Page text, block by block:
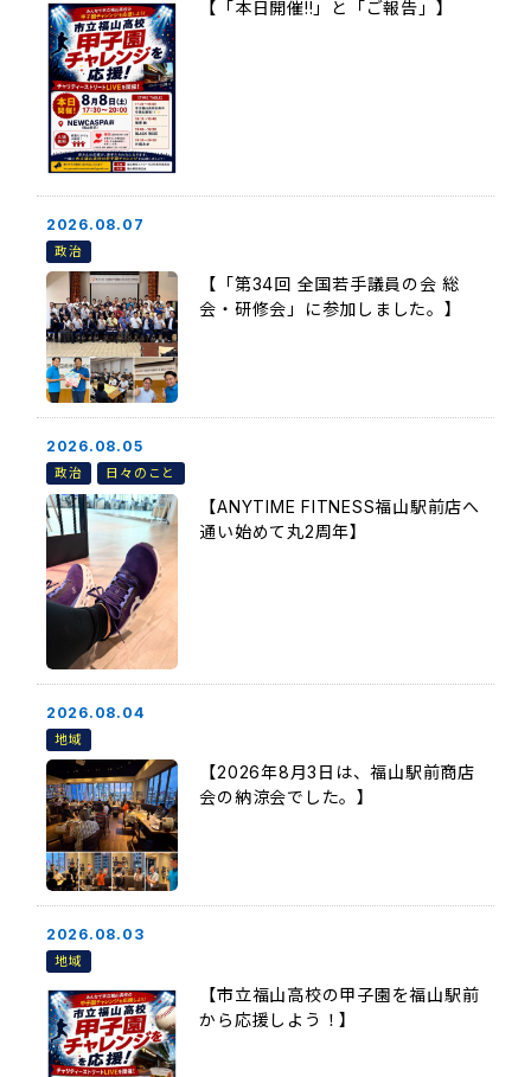
【「本日開催!!」と「ご報告」】
2026.08.07
政治
【「第34回 全国若手議員の会 総
会・研修会」に参加しました。】
2026.08.05
政治 日々のこと
【ANYTIME FITNESS福山駅前店へ
通い始めて丸2周年】
2026.08.04
地域
【2026年8月3日は、福山駅前商店
会の納涼会でした。】
2026.08.03
地域
【市立福山高校の甲子園を福山駅前
から応援しよう！】